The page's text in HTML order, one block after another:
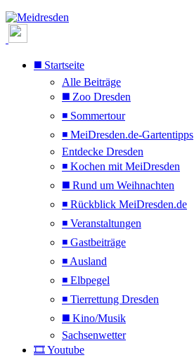
◼️ Startseite
Alle Beiträge
◼️ Zoo Dresden
◾ Sommertour
◾ MeiDresden.de-Gartentipps
Entdecke Dresden
◾ Kochen mit MeiDresden
◼️ Rund um Weihnachten
◾ Rückblick MeiDresden.de
◾ Veranstaltungen
◾ Gastbeiträge
◾ Ausland
◾ Elbpegel
◾ Tierrettung Dresden
◼️ Kino/Musik
Sachsenwetter
🎞️ Youtube